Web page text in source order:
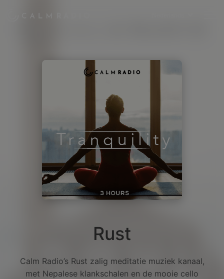
Rust
Calm Radio’s Rust zalig meditatie muziek kanaal,
met Nepalese klankschalen en de mooie cello